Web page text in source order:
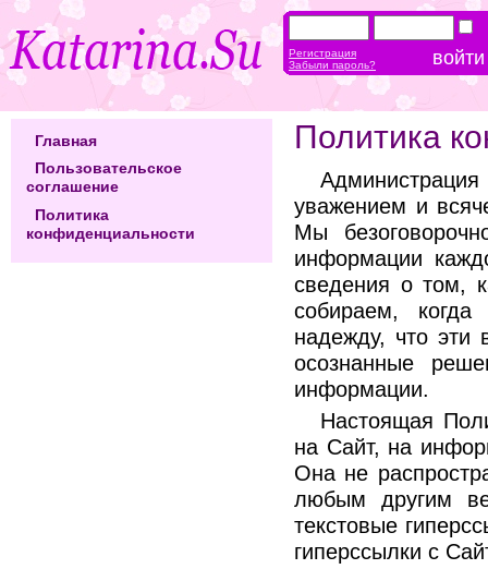
Политика
уважением и
Мы
информации
сведения о том,
собираем,
надежду, что эти
осознанные
информации.
Настоящая
на Сайт, на
Она не
любым другим
текстовые
гиперссылки с
Главная
Пользовательское
соглашение
Политика
конфиденциальности
Регистрация
Забыли пароль?